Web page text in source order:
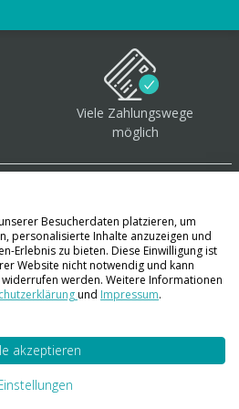
Viele Zahlungswege
möglich
Besucherdaten platzieren, um
personalisierte Inhalte anzuzeigen und
Erlebnis zu bieten. Diese Einwilligung ist
Website nicht notwendig und kann
werden. Weitere Informationen
und Impressum.
akzeptieren